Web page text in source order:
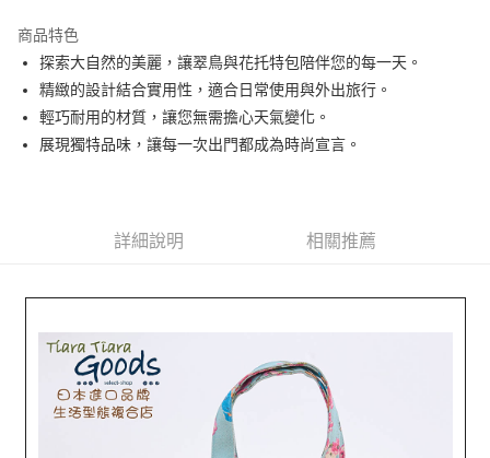
Apple Pay
悠遊付
Google Pay
１．簡單：不需註冊會員、不需綁卡、不需儲值。
２．便利：只要手機號碼，簡訊認證，即可結帳。
３．安心：先確認商品／服務後，再付款。
【「AFTEE先享後付」結帳流程】
１．於結帳方式選擇「AFTEE先享後付」後，將跳轉至「AFTEE先享後付」
結帳頁面，進行簡訊認證並確認金額後，即可完成結帳。
運送方式
全家取貨付款
每筆NT$60，滿NT$1,800(含以上)免運費
商品特色
探索大自然的美麗，讓翠鳥與花托特包陪伴您的每一天。
精緻的設計結合實用性，適合日常使用與外出旅行。
輕巧耐用的材質，讓您無需擔心天氣變化。
展現獨特品味，讓每一次出門都成為時尚宣言。
詳細說明 相關推薦